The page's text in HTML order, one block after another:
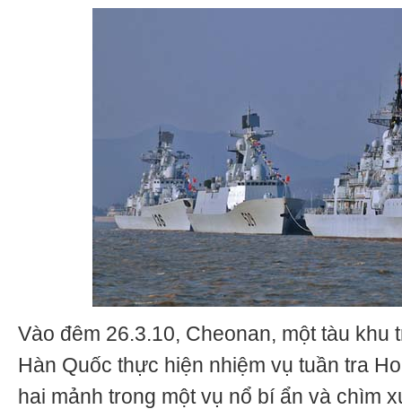
Vào đêm 26.3.10, Cheonan, một tàu khu
Hàn Quốc thực hiện nhiệm vụ tuần tra
hai mảnh trong một vụ nổ bí ẩn và chìm